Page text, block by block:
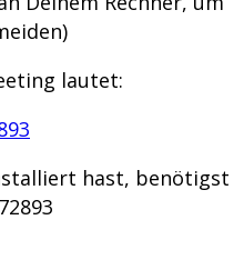
lautet:
hast, benötigst